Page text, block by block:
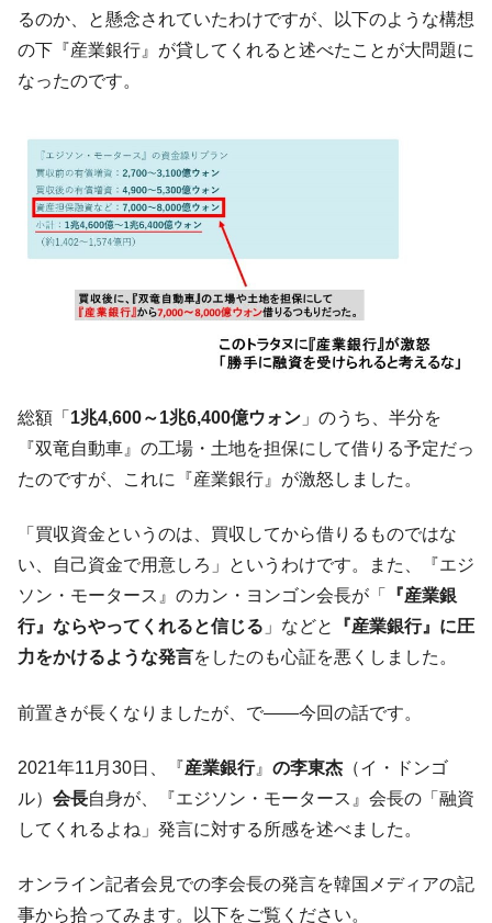
『Money1』
【韓国の外貨準備】2026年07月は4,279億ド
ル。外平債の発行「19.4億ドル」
『Money1』
『Money1』
韓国･李在明さっそく不動産対策で浅薄な発
言。
『Money1』
韓国は「中国と同じく」投資に不適格な国
だ。
『Money1』
『韓国銀行』が「金の保有量を増やしま
す」⇒「金を経由するドル入手」手段ではないのか？
『Money1』
韓国･外為取引量「1日当たり1,214.4億ド
ル」まで拡大 ⇒ 海外資金の動きに強く左右される状態
い「50.5％」に上昇
『Money1』
韓国大統領府ボンクラ政策室長が告発され
た ⇒ 国家が行った恐るべき株価操作であり、空前の国政壟
断
『Money1』
韓国･警察職員が「丸刈りになって抗議活
『Money1』
中国だけが鉄鋼輸出を異常増加させる ⇒ 中
『Money1』
韓国製造業「半導体絶好調」のウラで他業
種は全般的「不調」⇒ PSIが示す現況は決して良くない。
『Money1』
【米韓激突案件】韓国消費者院が『クーパ
『Money1』 韓国で猛暑。南東部では干ばつ
『Money1』
韓国型イージス搭載の次世代駆逐艦
「KDDX」1番艦、2032年竣工と公示
に韓国がいっちょがみしたのでは。
るのか、と懸念されていたわけですが、以下のような構想
の下『産業銀行』が貸してくれると述べたことが大問題に
なったのです。
総額「 1兆4,600～1兆6,400億ウォン 」のうち、半分を
『双竜自動車』の工場・土地を担保にして借りる予定だっ
たのですが、これに『産業銀行』が激怒しました。
「買収資金というのは、買収してから借りるものではな
い、自己資金で用意しろ」というわけです。また、『エジ
ソン・モータース』のカン・ヨンゴン会長が「
『産業銀
行』ならやってくれると信じる 」などと
『産業銀行』に圧
力をかけるような発言をしたのも心証を悪くしました。
前置きが長くなりましたが、で――今回の話です。
2021年11月30日、『産業銀行』 の李東杰 （イ・ドンゴ
ル） 会長自身が、『エジソン・モータース』会長の「融資
してくれるよね」発言に対する所感を述べました。
オンライン記者会見での李会長の発言を韓国メディアの記
事から拾ってみます。以下をご覧ください。